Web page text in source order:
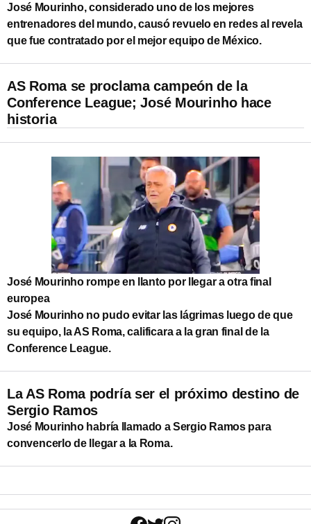
José Mourinho, considerado uno de los mejores
entrenadores del mundo, causó revuelo en redes al revela
que fue contratado por el mejor equipo de México.
AS Roma se proclama campeón de la
Conference League; José Mourinho hace
historia
José Mourinho rompe en llanto por llegar a otra final
europea
José Mourinho no pudo evitar las lágrimas luego de que
su equipo, la AS Roma, calificara a la gran final de la
Conference League.
La AS Roma podría ser el próximo destino de
Sergio Ramos
José Mourinho habría llamado a Sergio Ramos para
convencerlo de llegar a la Roma.